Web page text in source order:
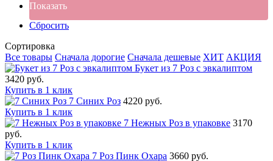
Показать
Сбросить
Сортировка
Все товары Сначала дорогие Сначала дешевые ХИТ АКЦИЯ
Букет из 7 Роз с эвкалиптом
3420 руб.
Купить в 1 клик
7 Синих Роз 4220 руб.
Купить в 1 клик
7 Нежных Роз в упаковке 3170
руб.
Купить в 1 клик
7 Роз Пинк Охара 3660 руб.